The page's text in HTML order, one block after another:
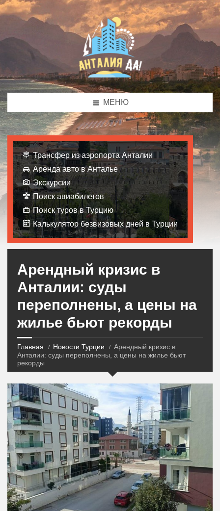
МЕНЮ
Трансфер из аэропорта Анталии
Аренда авто в Анталье
Экскурсии
Поиск авиабилетов
Поиск туров в Турцию
Калькулятор безвизовых дней в Турции
Арендный кризис в
Анталии: суды
переполнены, а цены на
жилье бьют рекорды
Главная Новости Турции
Арендный кризис в
Анталии: суды переполнены, а цены на жилье бьют
рекорды